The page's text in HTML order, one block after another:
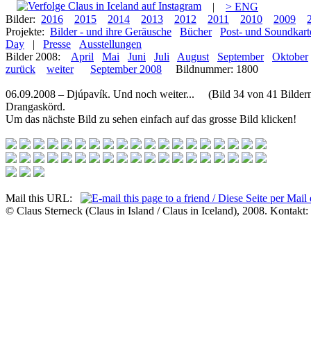
|
> ENG
Bilder: 2016 2015 2014 2013 2012 2011 2010 2009
Projekte: Bilder - und ihre Geräusche Bücher
Post- und
Day
| Presse
Ausstellungen
Bilder 2008:
April Mai Juni Juli August September
Oktober
zurück
weiter September 2008 Bildnummer: 1800
06.09.2008 – Djúpavík. Und noch weiter... (Bild 34 von 41
Drangaskörd.
Um das nächste Bild zu sehen einfach auf das grosse Bild klicken!
Mail this URL:
© Claus Sterneck (Claus in Island / Claus in Iceland), 2008. Kontakt: